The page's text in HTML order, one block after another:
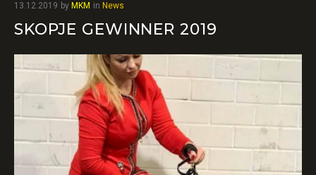
13.12.2019 by MKM in News
SKOPJE GEWINNER 2019